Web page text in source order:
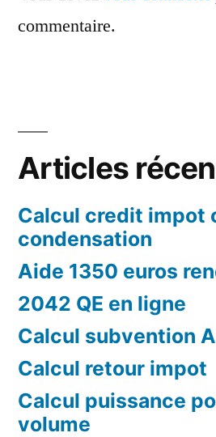
commentaire.
Articles
Calcul credit impot
condensation
Aide 1350 euros
2042 QE en ligne
Calcul subvention
Calcul retour impot
Calcul puissance
volume